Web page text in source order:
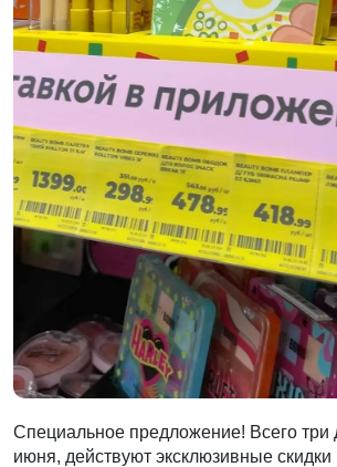
Специальное предложение! Всего три
июня, действуют эксклюзивные